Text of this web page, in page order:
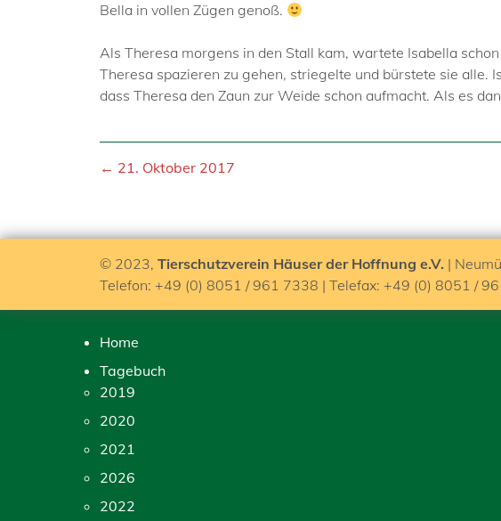
Bella in vollen Zügen genoß.
Als Theresa morgens in den Stall kam, wartete Isabella
Theresa spazieren zu gehen, striegelte und bürstete sie alle.
dass Theresa den Zaun zur Weide schon aufmacht. Als es
← 21. Oktober 2017
© 2023, Tierschutzverein Häuser der Hoffnung e.V. |
Telefon: +49 (0) 8051 / 961 7338 | Telefax: +49 (0) 8051 /
Home
Tagebuch
2019
2020
2021
2026
2022